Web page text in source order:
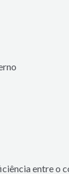
entre o